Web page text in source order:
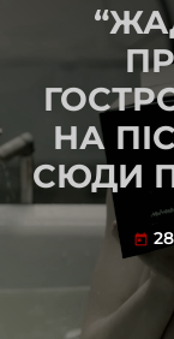
НА
СЮДИ
today